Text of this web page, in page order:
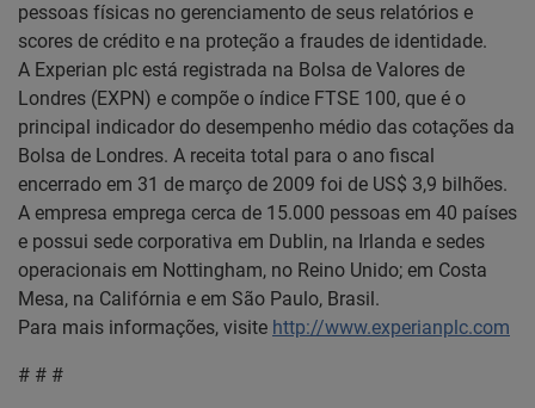
pessoas físicas no gerenciamento de seus relatórios e
scores de crédito e na proteção a fraudes de identidade.
A Experian plc está registrada na Bolsa de Valores de
Londres (EXPN) e compõe o índice FTSE 100, que é o
principal indicador do desempenho médio das cotações da
Bolsa de Londres. A receita total para o ano fiscal
encerrado em 31 de março de 2009 foi de US$ 3,9 bilhões.
A empresa emprega cerca de 15.000 pessoas em 40 países
e possui sede corporativa em Dublin, na Irlanda e sedes
operacionais em Nottingham, no Reino Unido; em Costa
Mesa, na Califórnia e em São Paulo, Brasil.
Para mais informações, visite http://www.experianplc.com
# # #